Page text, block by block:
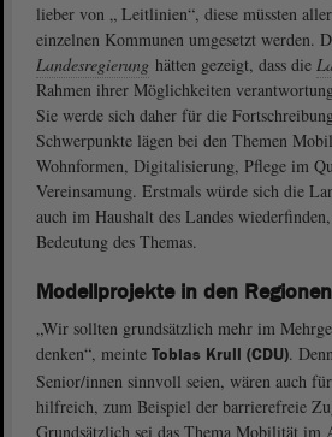
lieber von „ Leitlinien“, diese müssten
einzelnen Kommunen umgesetzt werden.
Landesregierung hätten gezeigt, dass die
Rahmen ihrer Möglichkeiten
Sie werde sich daher für die
Schwerpunkte lägen bei den Themen
Wohnformen, Digitalisierung, Pflege im
Vereinsamung. Erstmals würde sich die
auch im Haushalt des Landes
Bedeutung des Themas.
Modellprojekte in den
„Wir sollten grundsätzlich mehr im
denken“, meinte Tobias Krull (CDU).
Senior/innen sinnvoll seien, wären auch
hilfreich, zum Beispiel der barrierefreie
Grundsätzlich sei das Thema Mobilität